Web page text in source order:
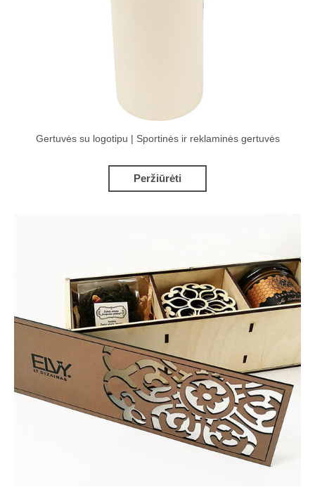
Gertuvės su logotipu | Sportinės ir reklaminės gertuvės
Peržiūrėti